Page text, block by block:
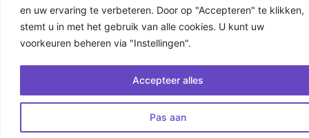
en uw ervaring te verbeteren. Door op "Accepteren" te klikken,
stemt u in met het gebruik van alle cookies. U kunt uw
voorkeuren beheren via "Instellingen".
Pas aan
Accepteer alles